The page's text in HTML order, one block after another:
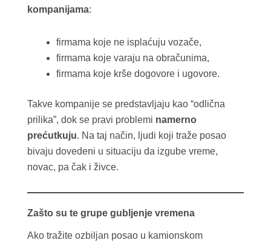
kompanijama:
firmama koje ne isplaćuju vozače,
firmama koje varaju na obračunima,
firmama koje krše dogovore i ugovore.
Takve kompanije se predstavljaju kao “odlična
prilika”, dok se pravi problemi namerno
prećutkuju. Na taj način, ljudi koji traže posao
bivaju dovedeni u situaciju da izgube vreme,
novac, pa čak i živce.
Zašto su te grupe gubljenje vremena
Ako tražite ozbiljan posao u kamionskom